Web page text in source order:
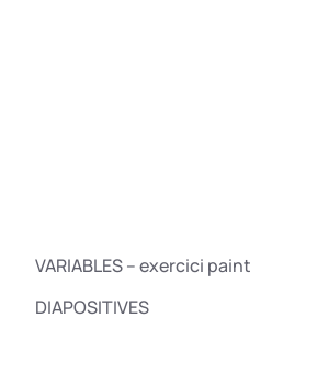
VARIABLES – exercici paint
DIAPOSITIVES